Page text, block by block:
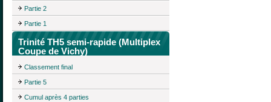
Partie 2
Partie 1
Trinité TH5 semi-rapide (Multiplex
Coupe de Vichy)
Classement final
Partie 5
Cumul après 4 parties